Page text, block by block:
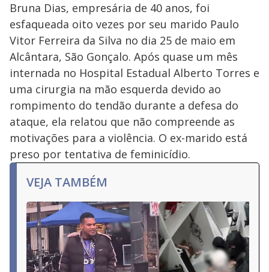
suspeito de
abastecer tráfico de
drogas na região
central do Rio
Bruna Dias, empresária de 40 anos, foi
esfaqueada oito vezes por seu marido Paulo
Vitor Ferreira da Silva no dia 25 de maio em
Alcântara, São Gonçalo. Após quase um mês
internada no Hospital Estadual Alberto Torres e
uma cirurgia na mão esquerda devido ao
rompimento do tendão durante a defesa do
ataque, ela relatou que não compreende as
motivações para a violência. O ex-marido está
preso por tentativa de feminicídio.
VEJA TAMBÉM